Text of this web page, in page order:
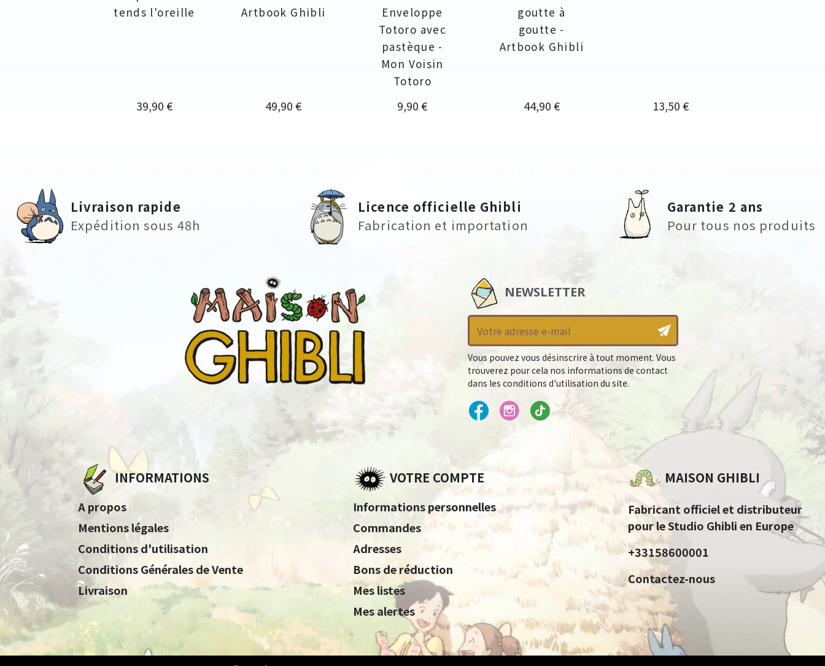
tends l'oreille
Prix
39,90 €
Artbook Ghibli
Prix
49,90 €
Enveloppe
Totoro avec
pastèque -
Mon Voisin
Totoro
Prix
9,90 €
goutte à
goutte -
Artbook Ghibli
Prix
44,90 € Prix
13,50 €
Livraison rapide
Expédition sous 48h
Licence officielle Ghibli
Fabrication et importation
Garantie 2 ans
Pour tous nos produits
NEWSLETTER
Vous pouvez vous désinscrire à tout moment. Vous
trouverez pour cela nos informations de contact
dans les conditions d'utilisation du site.
INFORMATIONS
A propos
Mentions légales
Conditions d'utilisation
Conditions Générales de Vente
Livraison
VOTRE COMPTE
Informations personnelles
Commandes
Adresses
Bons de réduction
Mes listes
Mes alertes
MAISON GHIBLI
Fabricant officiel et distributeur
pour le Studio Ghibli en Europe
+33158600001
Contactez-nous